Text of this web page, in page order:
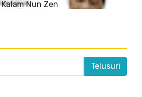
Kalam Nun Zen